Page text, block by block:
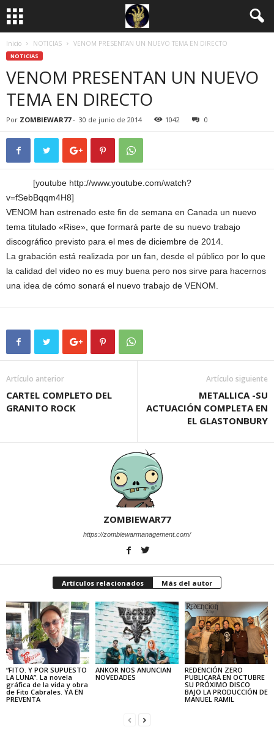
Inicio NOTICIAS VENOM PRESENTAN UN NUEVO TEMA EN DIRECTO
NOTICIAS
VENOM PRESENTAN UN NUEVO
TEMA EN DIRECTO
Por ZOMBIEWAR77- 30 de junio de 2014 1042 0
[youtube http://www.youtube.com/watch?
v=fSebBqqm4H8]
VENOM han estrenado este fin de semana en Canada un nuevo
tema titulado «Rise», que formará parte de su nuevo trabajo
discográfico previsto para el mes de diciembre de 2014.
La grabación está realizada por un fan, desde el público por lo que
la calidad del video no es muy buena pero nos sirve para hacernos
una idea de cómo sonará el nuevo trabajo de VENOM.
Artículo anterior
CARTEL COMPLETO DEL
GRANITO ROCK
Artículo siguiente
METALLICA -SU
ACTUACIÓN COMPLETA EN
EL GLASTONBURY
ZOMBIEWAR77
https://zombiewarmanagement.com/
Artículos relacionados Más del autor
“FITO. Y POR SUPUESTO
LA LUNA”. La novela
gráfica de la vida y obra
de Fito Cabrales. YA EN
PREVENTA
ANKOR NOS ANUNCIAN
NOVEDADES
REDENCIÓN ZERO
PUBLICARÁ EN OCTUBRE
SU PRÓXIMO DISCO
BAJO LA PRODUCCIÓN DE
MANUEL RAMIL